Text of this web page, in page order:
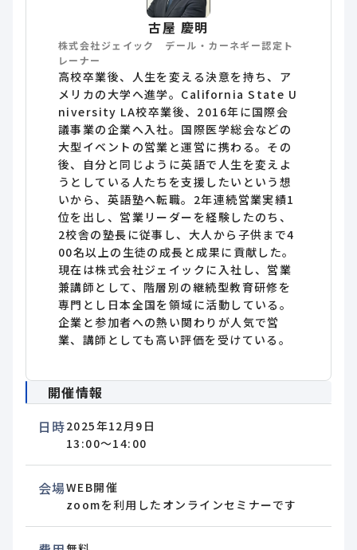
古屋 慶明
株式会社ジェイック デール・カーネギー認定ト
レーナー
高校卒業後、人生を変える決意を持ち、ア
メリカの大学へ進学。California State U
niversity LA校卒業後、2016年に国際会
議事業の企業へ入社。国際医学総会などの
大型イベントの営業と運営に携わる。その
後、自分と同じように英語で人生を変えよ
うとしている人たちを支援したいという想
いから、英語塾へ転職。2年連続営業実績1
位を出し、営業リーダーを経験したのち、
2校舎の塾長に従事し、大人から子供まで4
00名以上の生徒の成長と成果に貢献した。
現在は株式会社ジェイックに入社し、営業
兼講師として、階層別の継続型教育研修を
専門とし日本全国を領域に活動している。
企業と参加者への熱い関わりが人気で営
業、講師としても高い評価を受けている。
開催情報
日時2025年12月9日
13:00～14:00
会場WEB開催
zoomを利用したオンラインセミナーです